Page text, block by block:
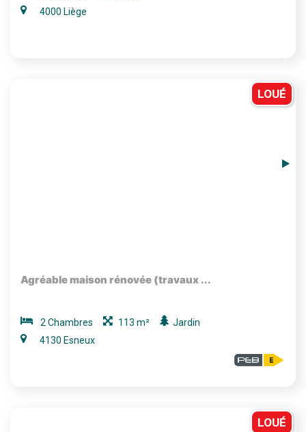
4000 Liège
LOUÉ
Agréable maison rénovée (travaux ...
2 Chambres 113 m²
Jardin
4130 Esneux
LOUÉ